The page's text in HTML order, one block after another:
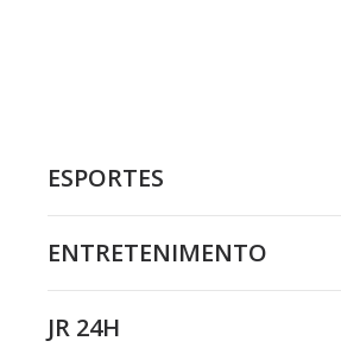
ESPORTES
ENTRETENIMENTO
JR 24H